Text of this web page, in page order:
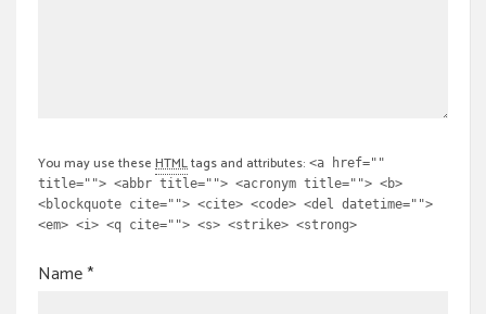
You may use these HTMLtags and attributes: <a href=""
title=""> <abbr title=""> <acronym title=""> <b>
<blockquote cite=""> <cite> <code> <del datetime="">
<em> <i> <q cite=""> <s> <strike> <strong>
Name*